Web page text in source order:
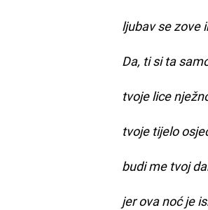
ljubav se zove
Da, ti si ta
tvoje lice
tvoje tijelo
budi me tvoj
jer ova noć je